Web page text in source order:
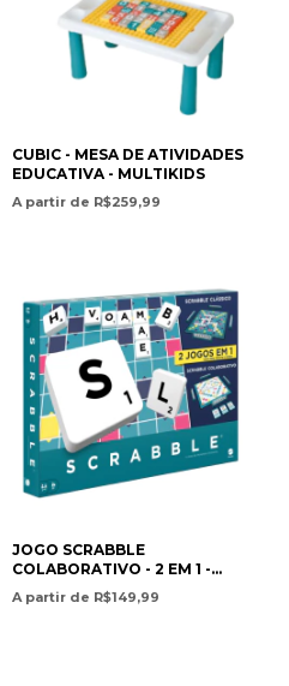
CUBIC - MESA DE ATIVIDADES
EDUCATIVA - MULTIKIDS
A partir de R$259,99
JOGO SCRABBLE
COLABORATIVO - 2 EM 1 -
MATTEL
A partir de R$149,99